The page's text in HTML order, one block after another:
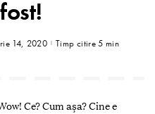
14, 2020 Timp citire 5 min
Ce? Cum aşa? Cine e